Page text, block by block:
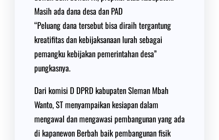
Masih ada dana desa dan PAD
“Peluang dana tersebut bisa diraih tergantung
kreatifitas dan kebijaksanaan lurah sebagai
pemangku kebijakan pemerintahan desa”
pungkasnya.
Dari komisi D DPRD kabupaten Sleman Mbah
Wanto, ST menyampaikan kesiapan dalam
mengawal dan mengawasi pembangunan yang ada
di kapanewon Berbah baik pembangunan fisik